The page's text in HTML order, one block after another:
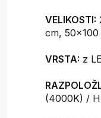
VELIKOSTI:
cm, 50x100
VRSTA: z
(4000K) /